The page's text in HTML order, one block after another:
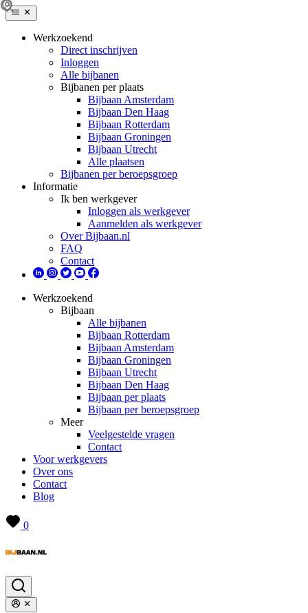
Werkzoekend
Direct inschrijven
Inloggen
Alle bijbanen
Bijbanen per plaats
Bijbaan Amsterdam
Bijbaan Den Haag
Bijbaan Rotterdam
Bijbaan Groningen
Bijbaan Utrecht
Alle plaatsen
Bijbanen per beroepsgroep
Informatie
Ik ben werkgever
Inloggen als werkgever
Aanmelden als werkgever
Over Bijbaan.nl
FAQ
Contact
Werkzoekend
Bijbaan
Alle bijbanen
Bijbaan Rotterdam
Bijbaan Amsterdam
Bijbaan Groningen
Bijbaan Utrecht
Bijbaan Den Haag
Bijbaan per plaats
Bijbaan per beroepsgroep
Meer
Veelgestelde vragen
Contact
Voor werkgevers
Over ons
Contact
Blog
0